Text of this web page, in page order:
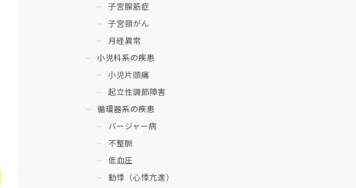
子宮腺筋症
子宮頸がん
月経異常
小児科系の疾患
小児片頭痛
起立性調節障害
循環器系の疾患
バージャー病
不整脈
低血圧
動悸（心悸亢進）